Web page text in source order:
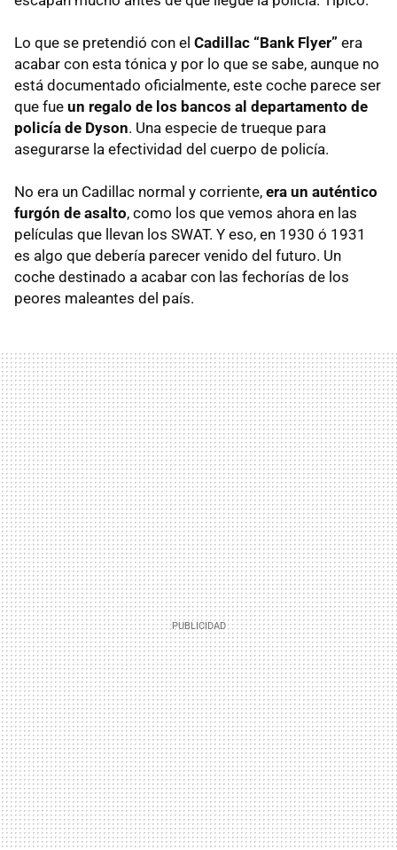
Lo que se pretendió con el Cadillac “Bank Flyer” era
acabar con esta tónica y por lo que se sabe, aunque no
está documentado oficialmente, este coche parece ser
que fue un regalo de los bancos al departamento de
policía de Dyson. Una especie de trueque para
asegurarse la efectividad del cuerpo de policía.
No era un Cadillac normal y corriente, era un auténtico
furgón de asalto, como los que vemos ahora en las
películas que llevan los SWAT. Y eso, en 1930 ó 1931
es algo que debería parecer venido del futuro. Un
coche destinado a acabar con las fechorías de los
peores maleantes del país.